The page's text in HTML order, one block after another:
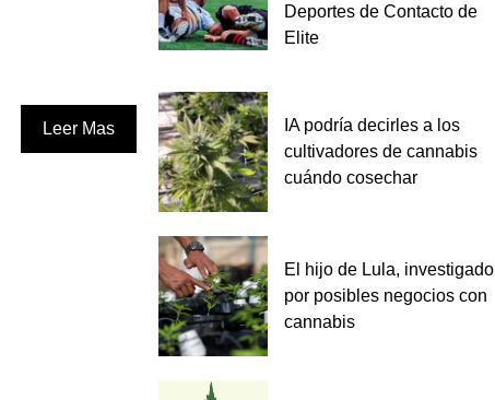
Leer Mas
Deportes de Contacto de
Elite
IA podría decirles a los
cultivadores de cannabis
cuándo cosechar
El hijo de Lula, investigado
por posibles negocios con
cannabis